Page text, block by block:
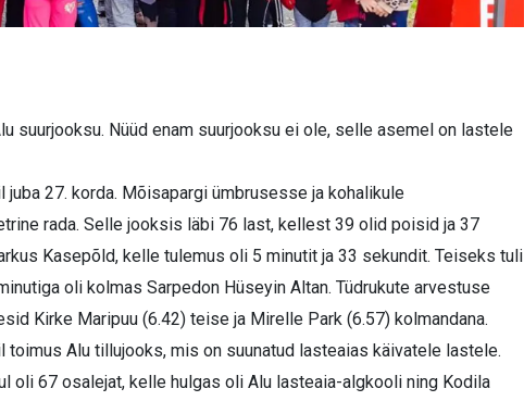
suurjooksu. Nüüd enam suurjooksu ei ole, selle asemel on lastele
27. korda. Mõisapargi ümbrusesse ja kohalikule
rada. Selle jooksis läbi 76 last, kellest 39 olid poisid ja 37
Kasepõld, kelle tulemus oli 5 minutit ja 33 sekundit. Teiseks tuli
oli kolmas Sarpedon Hüseyin Altan. Tüdrukute arvestuse
Kirke Maripuu (6.42) teise ja Mirelle Park (6.57) kolmandana.
toimus Alu tillujooks, mis on suunatud lasteaias käivatele lastele.
oli 67 osalejat, kelle hulgas oli Alu lasteaia-algkooli ning Kodila